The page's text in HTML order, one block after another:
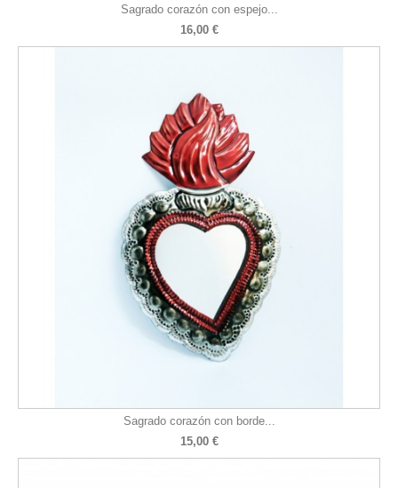
Sagrado corazón con espejo...
16,00 €
Sagrado corazón con borde...
15,00 €